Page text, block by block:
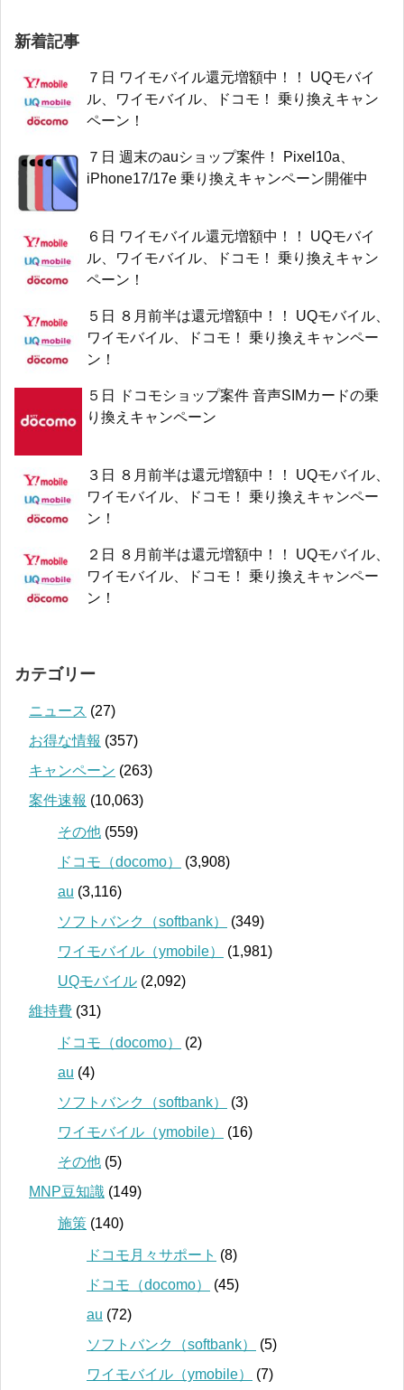
新着記事
７日 ワイモバイル還元増額中！！ UQモバイ
ル、ワイモバイル、ドコモ！ 乗り換えキャン
ペーン！
７日 週末のauショップ案件！ Pixel10a、
iPhone17/17e 乗り換えキャンペーン開催中
６日 ワイモバイル還元増額中！！ UQモバイ
ル、ワイモバイル、ドコモ！ 乗り換えキャン
ペーン！
５日 ８月前半は還元増額中！！ UQモバイル、
ワイモバイル、ドコモ！ 乗り換えキャンペー
ン！
５日 ドコモショップ案件 音声SIMカードの乗
り換えキャンペーン
３日 ８月前半は還元増額中！！ UQモバイル、
ワイモバイル、ドコモ！ 乗り換えキャンペー
ン！
２日 ８月前半は還元増額中！！ UQモバイル、
ワイモバイル、ドコモ！ 乗り換えキャンペー
ン！
カテゴリー
ニュース (27)
お得な情報 (357)
キャンペーン (263)
案件速報 (10,063)
その他 (559)
ドコモ（docomo）
(3,908)
au (3,116)
ソフトバンク（softbank）
(349)
ワイモバイル（ymobile）
(1,981)
UQモバイル (2,092)
維持費 (31)
ドコモ（docomo）
(2)
au (4)
ソフトバンク（softbank）
(3)
ワイモバイル（ymobile）
(16)
その他 (5)
MNP豆知識 (149)
施策 (140)
ドコモ月々サポート (8)
ドコモ（docomo）
(45)
au (72)
ソフトバンク（softbank）
(5)
ワイモバイル（ymobile）
(7)